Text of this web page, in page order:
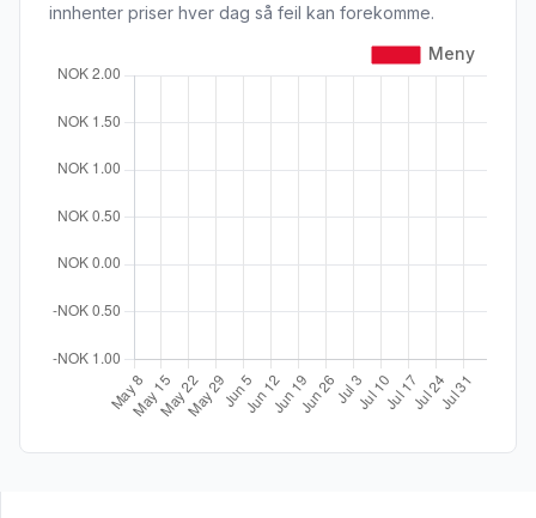
innhenter priser hver dag så feil kan forekomme.